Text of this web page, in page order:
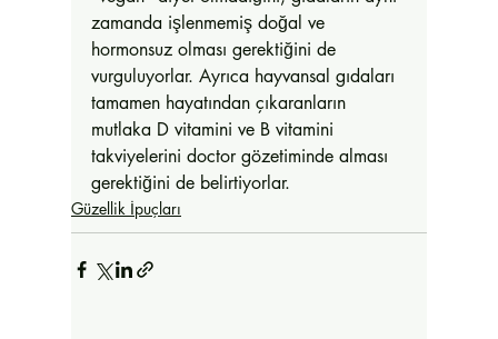
zamanda işlenmemiş doğal ve
hormonsuz olması gerektiğini de
vurguluyorlar. Ayrıca hayvansal gıdaları
tamamen hayatından çıkaranların
mutlaka D vitamini ve B vitamini
takviyelerini doctor gözetiminde alması
gerektiğini de belirtiyorlar.
Güzellik İpuçları